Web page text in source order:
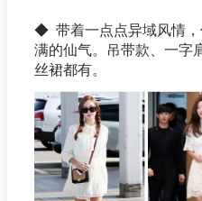
◆ 带着一点点异域风情，
满的仙气。吊带款、一
丝裙都有。